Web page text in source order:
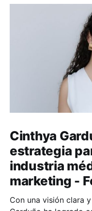
Cinthya
estrategia
industria
marketing -
Con una visión clara